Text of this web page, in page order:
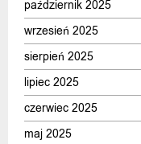
październik 2025
wrzesień 2025
sierpień 2025
lipiec 2025
czerwiec 2025
maj 2025